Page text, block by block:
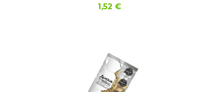
Precio
1,52 €